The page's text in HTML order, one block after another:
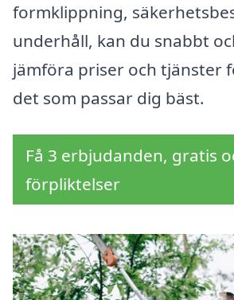
formklippning,
underhåll, kan du snabbt
jämföra priser och tjänster
det som passar dig bäst.
Få 3 erbjudanden, gratis
förpliktelser